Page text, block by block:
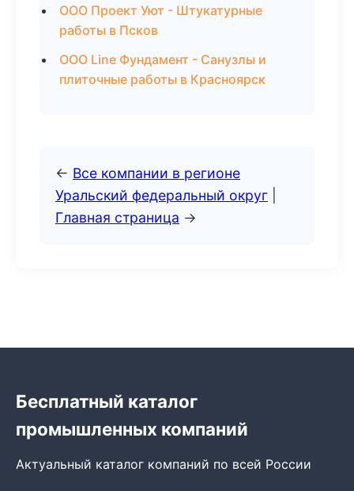
ООО Проект Уют - Штукатурные
работы в Псков
ООО Line Фундамент - Санузлы и
плиточные работы в Красноярск
← Все компании в регионе
Уральский федеральный округ
Главная страница →
Бесплатный каталог
промышленных компаний
Актуальный каталог компаний по всей России